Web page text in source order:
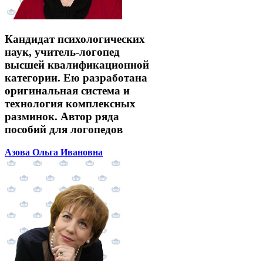
Кандидат психологических
наук, учитель-логопед
высшей квалификационной
категории. Ею разработана
оригинальная система и
технология комплексных
разминок. Автор ряда
пособий для логопедов
Азова Ольга Ивановна